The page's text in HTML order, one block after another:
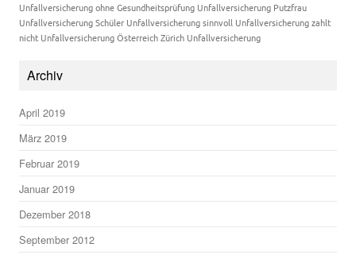
Unfallversicherung ohne Gesundheitsprüfung Unfallversicherung Putzfrau
Unfallversicherung Schüler Unfallversicherung sinnvoll Unfallversicherung zahlt
nicht Unfallversicherung ÖsterreichZürich Unfallversicherung
Archiv
April 2019
März 2019
Februar 2019
Januar 2019
Dezember 2018
September 2012